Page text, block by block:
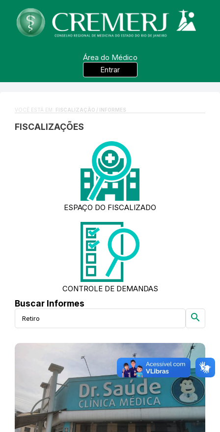
Área do Médico
Entrar
VOCÊ ESTÁ EM: FISCALIZAÇÃO / INFORMES
FISCALIZAÇÕES
ESPAÇO DO FISCALIZADO
CONTROLE DE DEMANDAS
Buscar Informes
search